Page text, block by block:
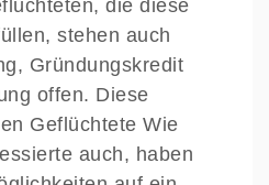
die diese
stehen auch
Gründungskredit
offen. Diese
Geflüchtete Wie
auch, haben